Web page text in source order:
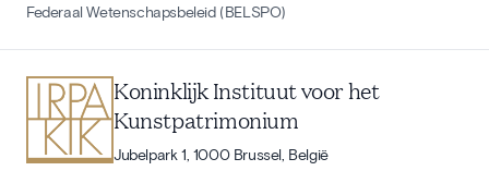
Federaal Wetenschapsbeleid (BELSPO)
Koninklijk Instituut voor het
Kunstpatrimonium
Jubelpark 1, 1000 Brussel, België